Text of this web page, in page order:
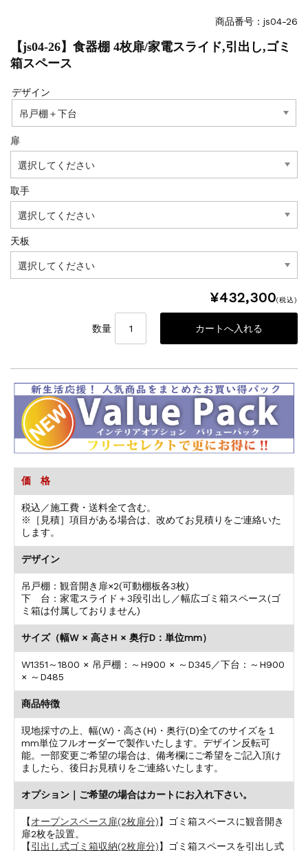
商品番号：js04-26
【js04-26】食器棚 4枚扉/家電スライド,引出し,ゴミ
箱スペース
デザイン
扉
取手
天板
¥432,300(税込)
数量
価 格
税込／施工費・送料全て含む。
※［見積］項目がある場合は、改めてお見積りをご連絡いた
します。
デザイン
吊戸棚：観音開き扉×2(可動棚板各3枚)
下 台：家電スライド＋3段引出し／幅広ゴミ箱スペース(ゴ
ミ箱は付属しておりません)
サイズ（幅W × 高さH × 奥行D：単位mm）
W1351～1800 × 吊戸棚：～H900 × ～D345／下台：～H900
× ～D485
商品特徴
現地採寸の上、幅(W)・高さ(H)・奥行(D)全てのサイズを１
mm単位フルオーダーで製作いたします。デザイン反転可
能。一部変更ご希望の場合は、備考欄にご希望をご記入頂け
ましたら、後日お見積りをご連絡いたします。
オプション｜ご希望の場合はカートにお入れ下さい。
【オープンスペース扉(2枚扉分)】ゴミ箱スペースに観音開き
扉2枚を設置。
【引出し式ゴミ箱収納(2枚扉分)】ゴミ箱スペースを引出し式